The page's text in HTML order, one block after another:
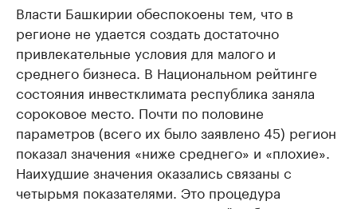
Власти Башкирии обеспокоены тем, что в
регионе не удается создать достаточно
привлекательные условия для малого и
среднего бизнеса. В Национальном рейтинге
состояния инвестклимата республика заняла
сороковое место. Почти по половине
параметров (всего их было заявлено 45) регион
показал значения «ниже среднего» и «плохие».
Наихудшие значения оказались связаны с
четырьмя показателями. Это процедура